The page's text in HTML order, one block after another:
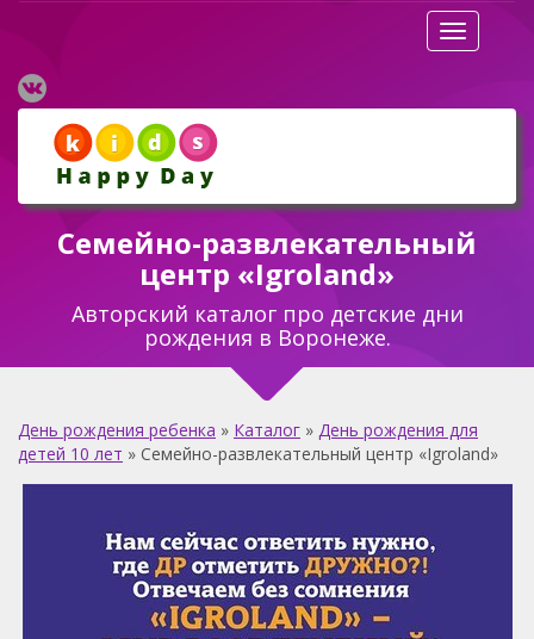
Семейно-развлекательный
центр «Igroland»
Авторский каталог про детские дни
рождения в Воронеже.
День рождения ребенка » Каталог » День рождения для
детей 10 лет » Семейно-развлекательный центр «Igroland»